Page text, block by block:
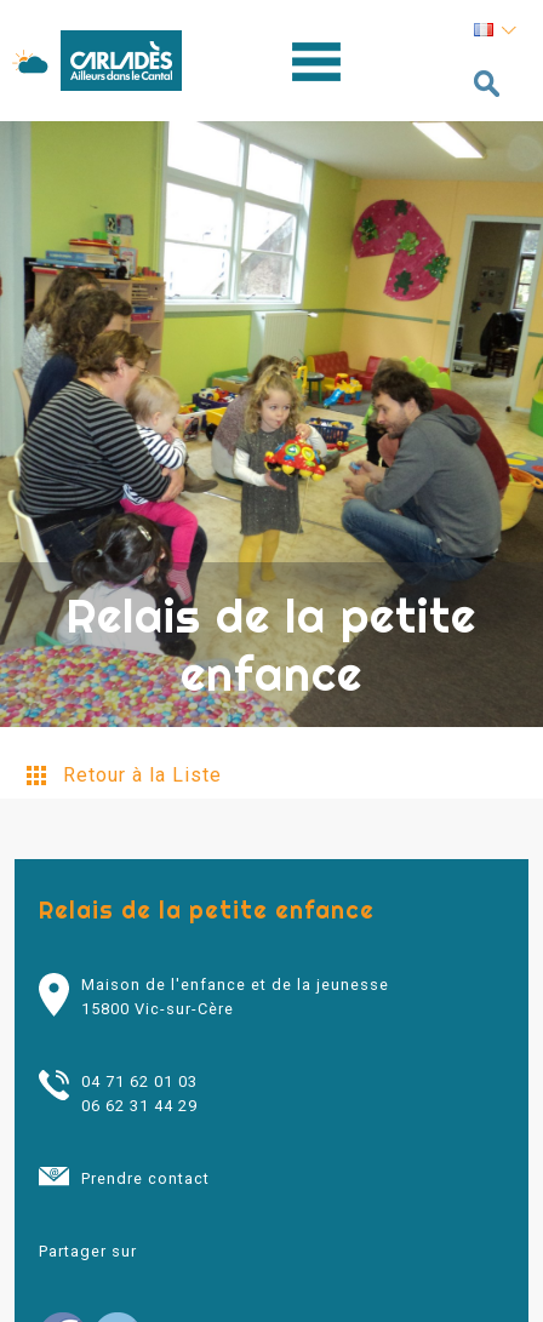
Relais de la petite
enfance
Retour à la Liste
Relais de la petite enfance
Maison de l'enfance et de la jeunesse
15800 Vic-sur-Cère
04 71 62 01 03
06 62 31 44 29
Prendre contact
Partager sur